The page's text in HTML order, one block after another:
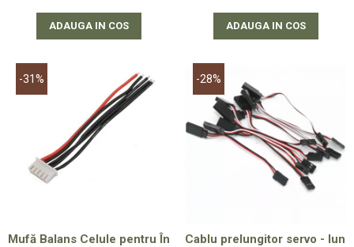
ADAUGA IN COS ADAUGA IN COS
-31%
Mufă Balans Celule pentru Încărcare Acumulator LiPo 4S –
-28%
Cablu prelungitor servo -